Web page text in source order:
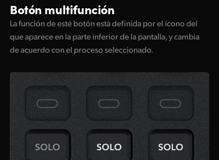
Botón multifunción
La función de esté botón está definida por el ícono del
que aparece en la parte inferior de la pantalla, y cambia
de acuerdo con el proceso seleccionado.